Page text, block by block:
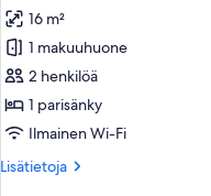
Kahden
hengen
classic-
huone,
kylpyhuone
makuuhuoneen
yhteydessä
16 m²
1 makuuhuone
2 henkilöä
1 parisänky
Ilmainen Wi-Fi
Lisätietoja
Lisätietoja